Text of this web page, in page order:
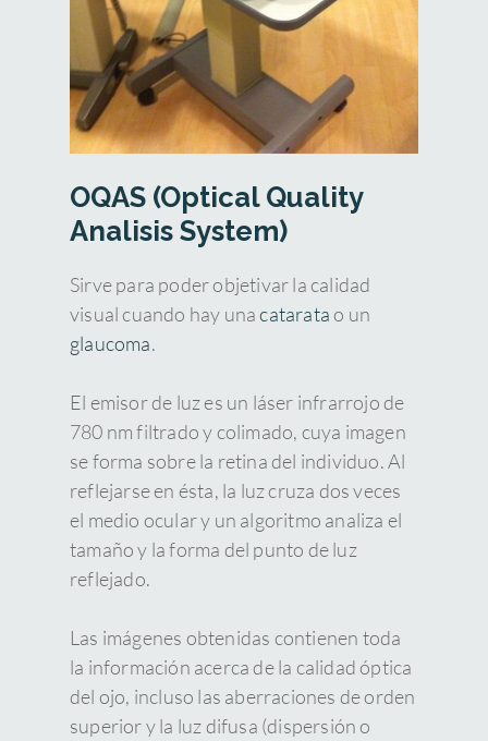
el uso del sistema RetCam II con el
uso de oftalmoscopio indirecto en
los exámenes y demostró una
sensibilidad del 94 % y una
especificidad del 88%. Con la
facilidad de uso del RetCam y la
visualización en tiempo real
muchas clínicas tiene cualificado al
equipo médico de neonatos para el
y su correcta interpretación. El
tiempo es un factor crucial en la
detección de la retinopatía del
OQAS (Optical Quality
Analisis System)
Sirve para poder objetivar la calidad
visual cuando hay unacataratao un
glaucoma.
El emisor de luz es un láser infrarrojo de
780 nm filtrado y colimado, cuya imagen
se forma sobre la retina del individuo. Al
reflejarse en ésta, la luz cruza dos veces
el medio ocular y un algoritmo analiza el
tamaño y la forma del punto de luz
reflejado.
Las imágenes obtenidas contienen toda
la información acerca de la calidad óptica
del ojo, incluso las aberraciones de orden
superior y la luz difusa (dispersión o